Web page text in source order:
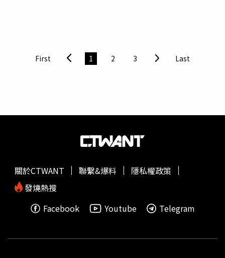
立創作型女歌手和製作人，曾與 wave to earth、Colde 等
音樂人的合作，音樂風格融合爵士與 R&B，以流暢的嗓音
iNKODE 製作人以「為沒有夢想的孩子帶來夢想的偶像」作
HITOMI、SHUIE、MEI、KANNY、SOHA、DOHEE、
JUNHWI、SEUNGJOO總共8位成員，她們在2024年10月
之星獎的殊榮，短短2年更是多次參加日本最大時裝秀
TOKYO GIRLS COLLECTION。首次來台演出，想必將會以
2026 @TAIPEI》拼盤演唱會票價分別為 1F 站位區 $150和
First 1 2 3 Last
關於CTWANT 聯繫&爆料
隱私權政策
發燒熱搜
Facebook
Youtube Telegram